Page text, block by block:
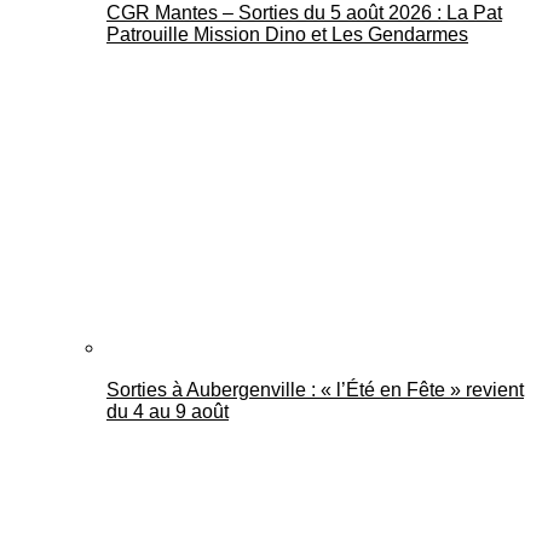
CGR Mantes – Sorties du 5 août 2026 : La Pat
Patrouille Mission Dino et Les Gendarmes
Sorties à Aubergenville : « l’Été en Fête » revient
du 4 au 9 août